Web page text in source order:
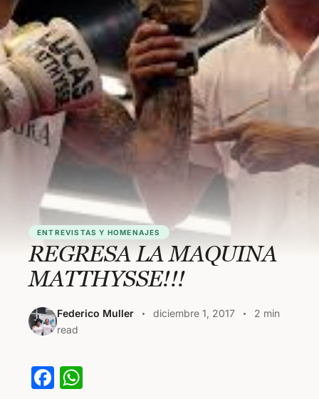
ENTREVISTAS Y HOMENAJES
REGRESA LA MAQUINA
MATTHYSSE!!!
Federico Muller diciembre 1, 2017
2 min
read
F